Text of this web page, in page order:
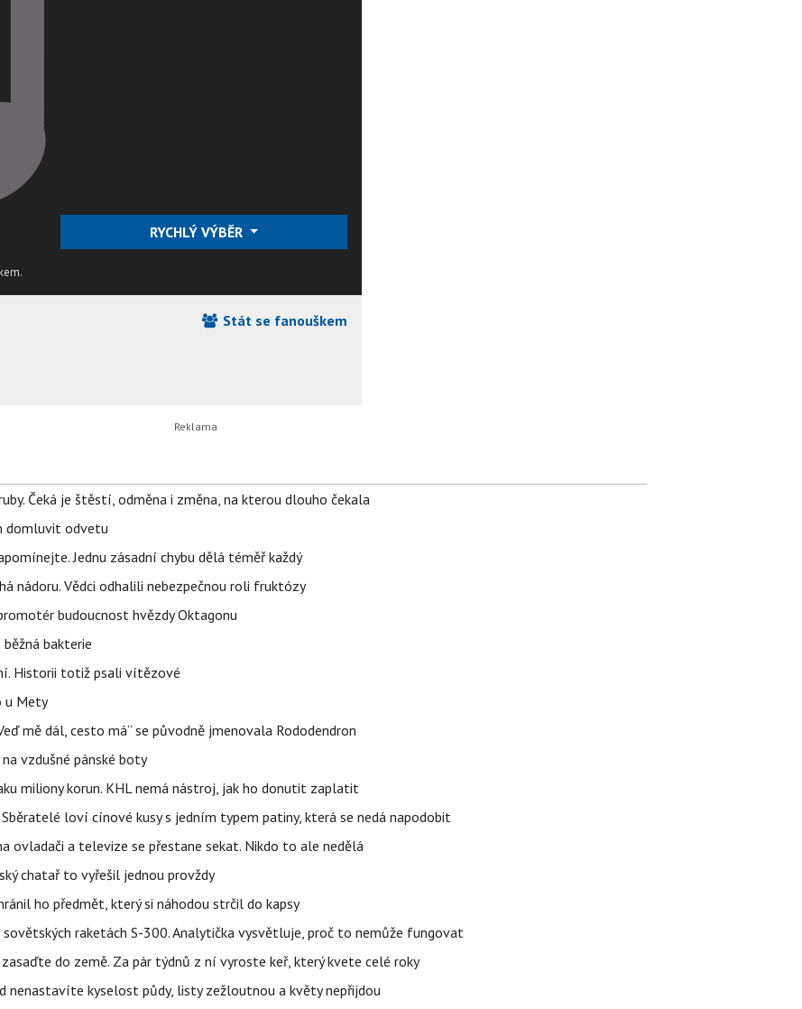
RYCHLÝ VÝBĚR
Stát se fanouškem
Čeká je štěstí, odměna i změna, na kterou dlouho čekala
domluvit odvetu
Jednu zásadní chybu dělá téměř každý
nádoru. Vědci odhalili nebezpečnou roli fruktózy
budoucnost hvězdy Oktagonu
bakterie
Historii totiž psali vítězové
u Mety
mě dál, cesto má“ se původně jmenovala Rododendron
vzdušné pánské boty
miliony korun. KHL nemá nástroj, jak ho donutit zaplatit
loví cínové kusy s jedním typem patiny, která se nedá napodobit
ovladači a televize se přestane sekat. Nikdo to ale nedělá
chatař to vyřešil jednou provždy
ho předmět, který si náhodou strčil do kapsy
raketách S-300. Analytička vysvětluje, proč to nemůže fungovat
do země. Za pár týdnů z ní vyroste keř, který kvete celé roky
nenastavíte kyselost půdy, listy zežloutnou a květy nepřijdou